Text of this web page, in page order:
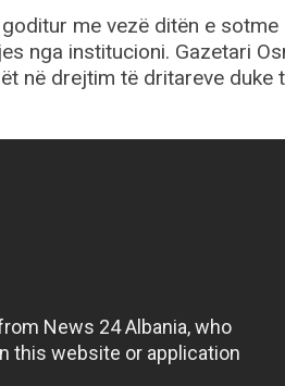
me vezë ditën e
nga institucioni. Gazetari
në drejtim të dritareve duke